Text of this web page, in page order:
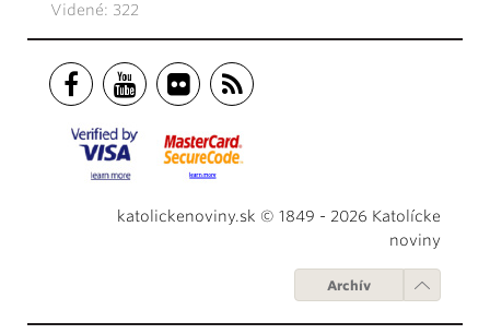
Videné: 322
katolickenoviny.sk © 1849 - 2026 Katolícke
noviny
Archív